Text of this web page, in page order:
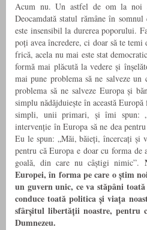
Acum nu. Un astfel de om la noi
Deocamdată statul rămâne în
este insensibil la durerea po­porului.
poți avea încredere, ci doar să te temi
frică, acela nu mai este stat
formă mai plă­cută la vedere și
mai pune problema să ne salveze un
problema să ne salveze Europa și
simplu nădăjduiește în această
simpli, unii primari, și îmi spun:
intervenție în Euro­pa să ne dea
Eu le spun: „Măi, băieți, încercați și
pentru că Europa e doar cu forma
goa­lă, din care nu câștigi nimic”.
Europei, în forma pe care o știm
un guvern unic, ce va stăpâni
conduce toată politica și viața
sfârșitul libertății noastre, pentru
Dumnezeu.